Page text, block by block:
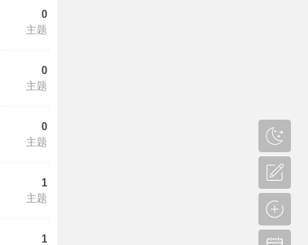
0
主题
0
主题
0
主题
1
主题
1